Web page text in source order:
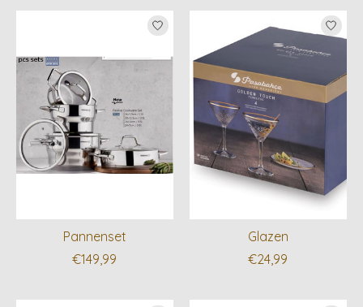
Pannenset
€149,99
Glazen
€24,99